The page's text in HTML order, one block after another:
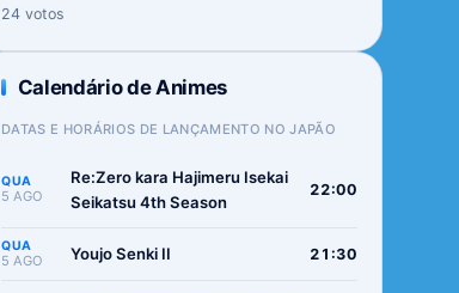
24 votos
Calendário de Animes
DATAS E HORÁRIOS DE LANÇAMENTO NO JAPÃO
QUA
5 AGO
Re:Zero kara Hajimeru Isekai
Seikatsu 4th Season
22:00
QUA
5 AGO Youjo Senki II 21:30